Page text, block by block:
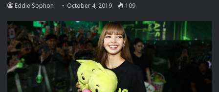
Eddie Sophon October 4, 2019 109